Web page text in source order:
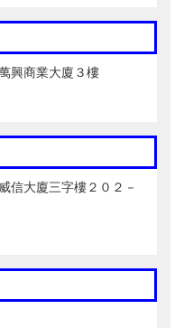
興商業大廈３樓
信大廈三字樓２０２－